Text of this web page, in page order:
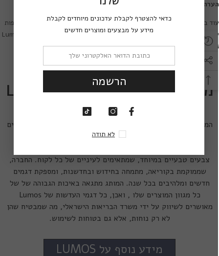
חשובה:
חלק מדגמי עדשות אלו מגיעות ללא חור לאישון.
בין סדרות עדשות המגע של מותגLumos Riddleניתן למצוא סדרות נוספות
עדשות מגע לקוספליי ותחפושות בעיצובים מרהיבים: Lumos Riddle 14MM,
Lumos Riddle 17MM,Lumos Riddle
.
מידע נוסף על עדשות מגע Lumos
מותג עדשות המגע Lumos הוא מותג מוביל בעולם האופטיקה,
המתמחה ביצור ובשיווק של עדשות מגע צבעוניות במידות ובצבעים
צבעים טבעיים במיוחד, שמתאימים לעיניים של כל לקוח. החברה,
שממוקמת בקוריאה, מתמחה בחידוש ובחדשנות, ומספקת דגמים
חדשים ומלהיבים בכל שנה. המותג מתגאה באיכות הגבוהה של של
כל מגוון המוצרים שלו , ואכן, כל דגמי העדשות של Lumos
מאושרים לשיווק על ידי משרד הבריאות הישראלי, מה שמבטיח שהן
לא רק נוחות, אלא גם בטוחות לשימוש.
מידע נוסף על LUMOS
כדאי להצטרף לקבלת עדכונים מיוחדים לקבלת
מידע על מבצעים ומוצרים חדשים
הרשמה
לא תודה